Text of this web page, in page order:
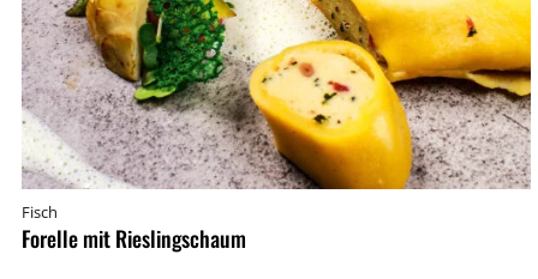
Fisch
Forelle mit Rieslingschaum